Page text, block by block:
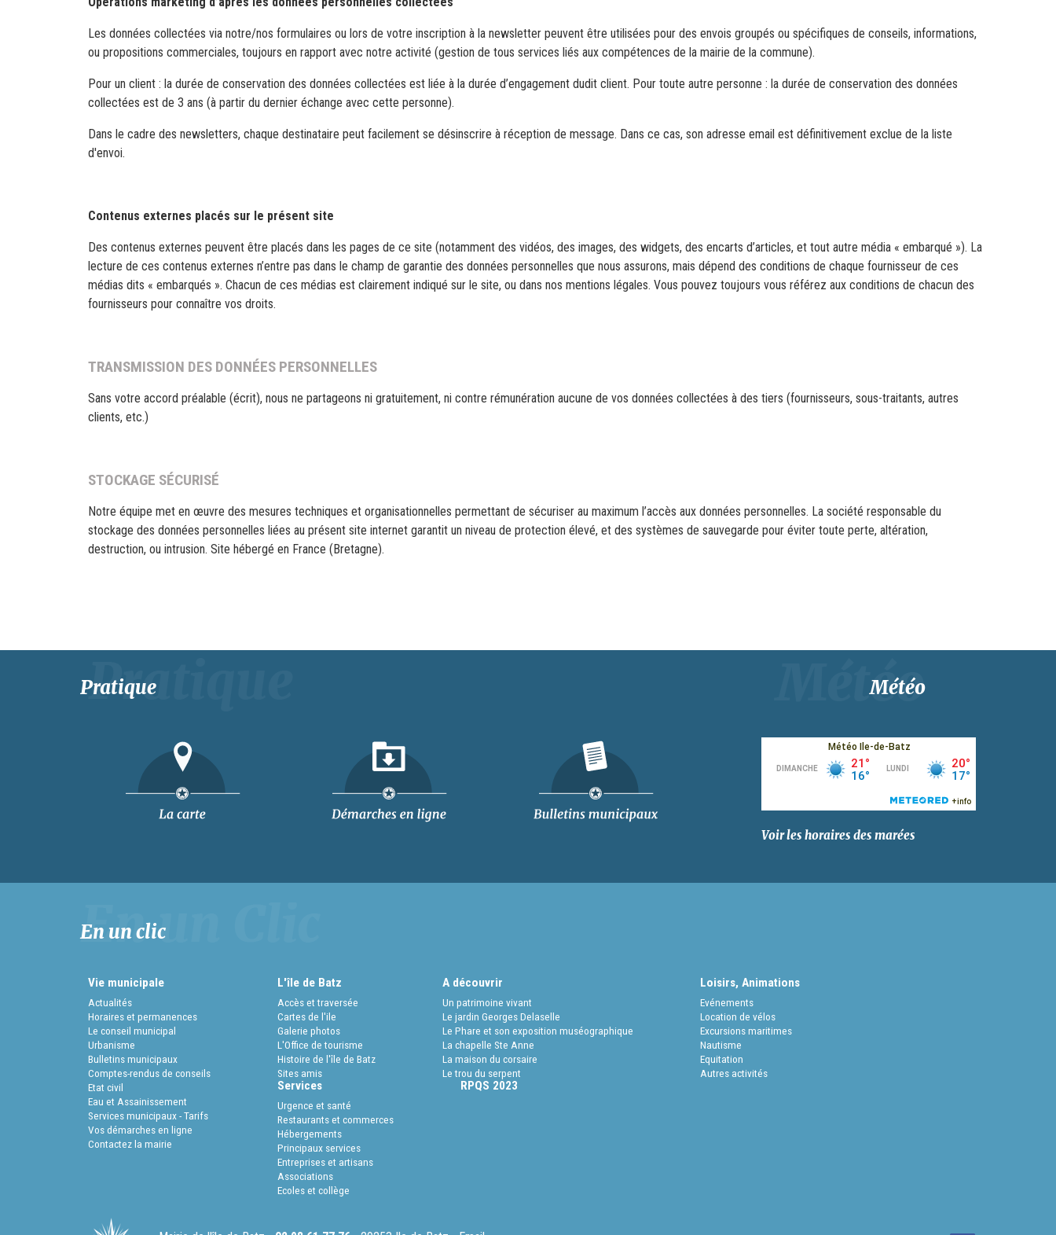
Les données collectées via notre/nos formulaires ou lors de votre inscription à la newsletter peuvent être utilisées pour des envois groupés ou spécifiques de conseils, informations,
ou propositions commerciales, toujours en rapport avec notre activité (gestion de tous services liés aux compétences de la mairie de la commune).
Pour un client : la durée de conservation des données collectées est liée à la durée d’engagement dudit client. Pour toute autre personne : la durée de conservation des données
collectées est de 3 ans (à partir du dernier échange avec cette personne).
Dans le cadre des newsletters, chaque destinataire peut facilement se désinscrire à réception de message. Dans ce cas, son adresse email est définitivement exclue de la liste
d'envoi.
Contenus externes placés sur le présent site
Des contenus externes peuvent être placés dans les pages de ce site (notamment des vidéos, des images, des widgets, des encarts d’articles, et tout autre média « embarqué »). La
lecture de ces contenus externes n’entre pas dans le champ de garantie des données personnelles que nous assurons, mais dépend des conditions de chaque fournisseur de ces
médias dits « embarqués ». Chacun de ces médias est clairement indiqué sur le site, ou dans nos mentions légales. Vous pouvez toujours vous référez aux conditions de chacun des
fournisseurs pour connaître vos droits.
TRANSMISSION DES DONNÉES PERSONNELLES
Sans votre accord préalable (écrit), nous ne partageons ni gratuitement, ni contre rémunération aucune de vos données collectées à des tiers (fournisseurs, sous-traitants, autres
clients, etc.)
STOCKAGE SÉCURISÉ
Notre équipe met en œuvre des mesures techniques et organisationnelles permettant de sécuriser au maximum l’accès aux données personnelles. La société responsable du
stockage des données personnelles liées au présent site internet garantit un niveau de protection élevé, et des systèmes de sauvegarde pour éviter toute perte, altération,
destruction, ou intrusion. Site hébergé en France (Bretagne).
Pratique Météo
Voir les horaires des marées
En un clic
Vie municipale
Actualités
Horaires et permanences
Le conseil municipal
Urbanisme
Bulletins municipaux
Comptes-rendus de conseils
Etat civil
Eau et Assainissement
Services municipaux - Tarifs
Vos démarches en ligne
Contactez la mairie
L'île de Batz
Accès et traversée
Cartes de l'ile
Galerie photos
L'Office de tourisme
Histoire de l'île de Batz
Sites amis
A découvrir
Un patrimoine vivant
Le jardin Georges Delaselle
Le Phare et son exposition muséographique
La chapelle Ste Anne
La maison du corsaire
Le trou du serpent
Loisirs, Animations
Evénements
Location de vélos
Excursions maritimes
Nautisme
Equitation
Autres activités
Services
Urgence et santé
Restaurants et commerces
Hébergements
Principaux services
Entreprises et artisans
Associations
Ecoles et collège
RPQS 2023